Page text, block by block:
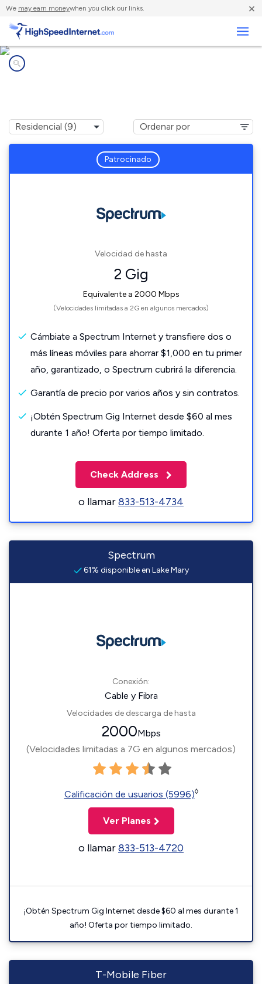
We may earn moneywhen you click our links. ×
Patrocinado
Velocidad de hasta
2 Gig
Equivalente a 2000 Mbps
(Velocidades limitadas a 2G en algunos mercados)
Cámbiate a Spectrum Internet y transfiere dos o
más líneas móviles para ahorrar $1,000 en tu primer
año, garantizado, o Spectrum cubrirá la diferencia.
Garantía de precio por varios años y sin contratos.
¡Obtén Spectrum Gig Internet desde $60 al mes
durante 1 año! Oferta por tiempo limitado.
Check Address
o llamar833-513-4734
Spectrum
61% disponible en Lake Mary
Conexión:
Cable y Fibra
Velocidades de descarga de hasta
2000Mbps
(Velocidades limitadas a 7G en algunos mercados)
Calificación de usuarios (5996)◊
Ver Planes
o llamar833-513-4720
¡Obtén Spectrum Gig Internet desde $60 al mes durante 1
año! Oferta por tiempo limitado.
T-Mobile Fiber